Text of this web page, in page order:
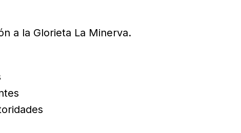
a la Glorieta La Minerva.